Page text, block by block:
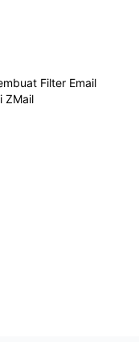
Filter Email
ZMail